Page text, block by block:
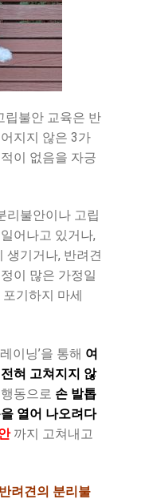
립불안 교육은 반
지지 않은 3가
이 없음을 자긍
리불안이나 고립
어나고 있거나,
생기거나, 반려견
이 많은 가정일
기하지 마세
이닝’을 통해 여
혀 고쳐지지 않
동으로 손 발톱
열어 나오려다
까지 고쳐내고
반려견의 분리불